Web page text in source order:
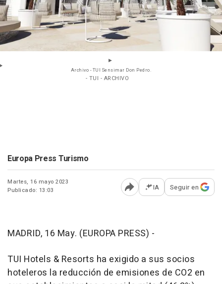
Archivo - TUI Sensimar Don Pedro.
- TUI - ARCHIVO
Europa Press Turismo
Martes, 16 mayo 2023
Publicado: 13:03
Abrir opciones para
IA Seguir en
MADRID, 16 May. (EUROPA PRESS) -
TUI Hotels & Resorts ha exigido a sus socios
hoteleros la reducción de emisiones de CO2 en